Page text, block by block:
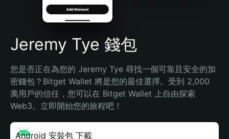
Español (Argentina)
Jeremy Tye 錢包
您是否正在為您的 Jeremy Tye 尋找一個可靠且安全的加
密錢包？Bitget Wallet 將是您的最佳選擇。受到 2,000
萬用戶的信任，您可以在 Bitget Wallet 上自由探索
Web3。立即開始您的旅程吧！
Android 安裝包 下載